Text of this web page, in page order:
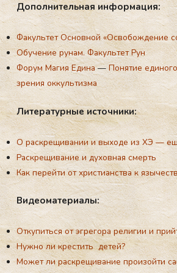
До­пол­ни­тель­ная ин­форма­ция:
Факультет Основной «Освобождение
Обучение рунам. Факультет Рун
Форум Магия Едина—Понятие
зрения оккультизма
Ли­тера­тур­ные ис­точни­ки:
О раскрещивании и выходе из ХЭ —
Раскрещивание и духовная смерть
Как перейти от христианства к
Ви­де­ома­тери­алы:
Откупиться от эгрегора религии и
Нужно ли крестить детей?
Может ли раскрещивание произойти